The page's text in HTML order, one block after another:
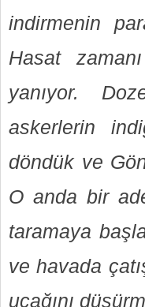
indirmenin
Hasat
yanıyor.
askerlerin
döndük ve
O anda bir
taramaya
ve havada
uçağını